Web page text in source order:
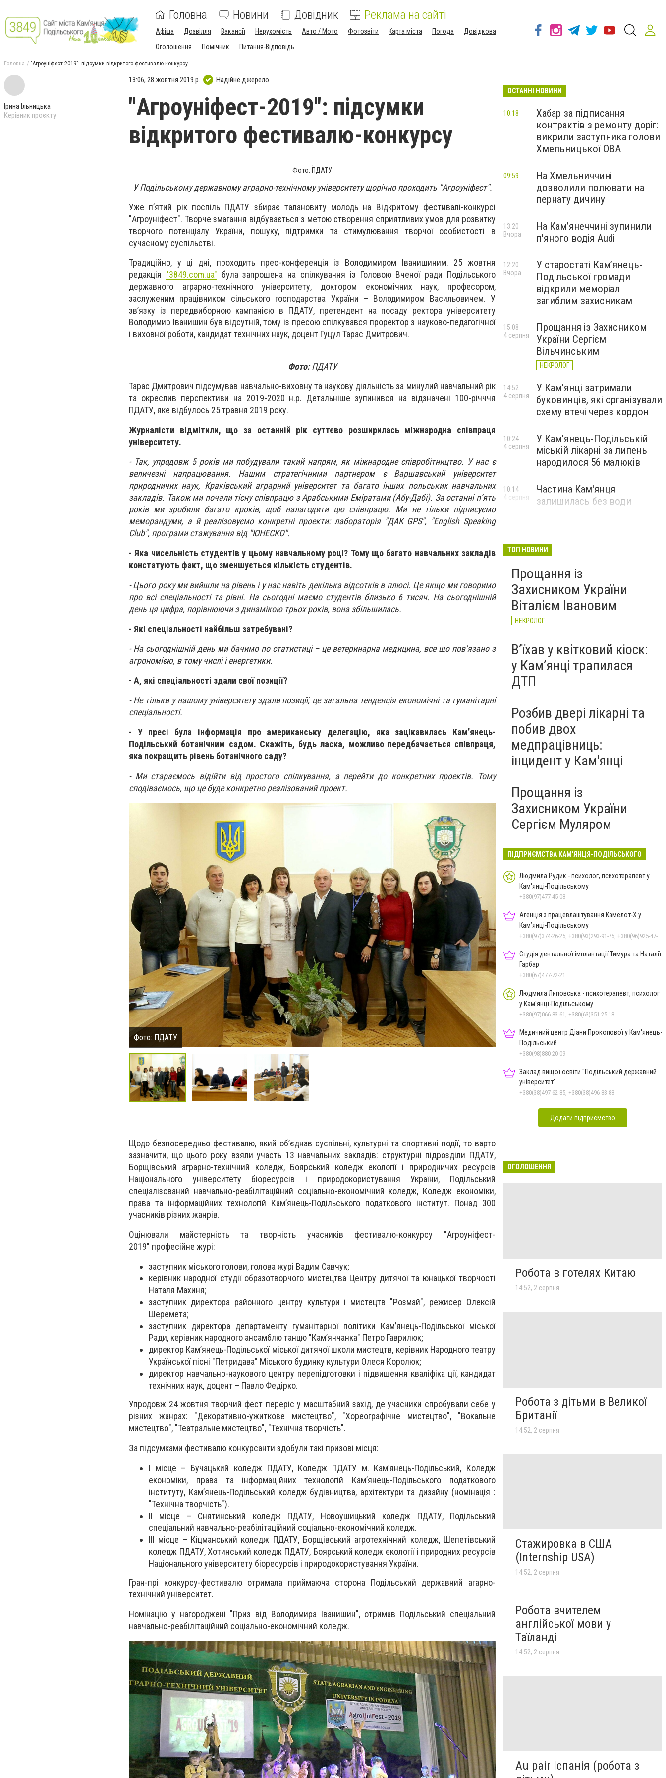
Головна Новини Довідник Реклама на сайті
Афіша Дозвілля Вакансії Нерухомість Авто / Мото Фотозвіти Карта міста Погода
Довідкова
Оголошення
Помічник Питання-Відповідь
Головна "Агроуніфест-2019": підсумки відкритого фестивалю-конкурсу
Ірина Ільницька
Керівник проєкту
13:06, 28 жовтня 2019 р. Надійне джерело
"Агроуніфест-2019": підсумки
відкритого фестивалю-конкурсу
Фото: ПДАТУ
У Подільському державному аграрно-технічному університету щорічно проходить "Агроуніфест".
Уже п’ятий рік поспіль ПДАТУ збирає талановиту молодь на Відкритому фестивалі-конкурсі
"Агроуніфест". Творче змагання відбувається з метою створення сприятливих умов для розвитку
творчого потенціалу України, пошуку, підтримки та стимулювання творчої особистості в
сучасному суспільстві.
Традиційно, у ці дні, проходить прес-конференція із Володимиром Іванишиним. 25 жовтня
редакція "3849.com.ua" була запрошена на спілкування із Головою Вченої ради Подільського
державного аграрно-технічного університету, доктором економічних наук, професором,
заслуженим працівником сільського господарства України – Володимиром Васильовичем. У
зв’язку із передвиборною кампанією в ПДАТУ, претендент на посаду ректора університету
Володимир Іванишин був відсутній, тому із пресою спілкувався проректор з науково-педагогічної
і виховної роботи, кандидат технічних наук, доцент Гуцул Тарас Дмитрович.
Фото:ПДАТУ
Тарас Дмитрович підсумував навчально-виховну та наукову діяльність за минулий навчальний рік
та окреслив перспективи на 2019-2020 н.р. Детальніше зупинився на відзначені 100-річччя
ПДАТУ, яке відбулось 25 травня 2019 року.
Журналісти відмітили, що за останній рік суттєво розширилась міжнародна співпраця
університету.
- Так, упродовж 5 років ми побудували такий напрям, як міжнародне співробітництво. У нас є
величезні напрацювання. Нашим стратегічними партнером є Варшавський університет
природничих наук, Краківський аграрний університет та багато інших польських навчальних
закладів. Також ми почали тісну співпрацю з Арабськими Еміратами (Абу-Дабі). За останні п’ять
років ми зробили багато кроків, щоб налагодити цю співпрацю. Ми не тільки підписуємо
меморандуми, а й реалізовуємо конкретні проекти: лабораторія "ДАК GPS", "English Speaking
Club", програми стажування від "ЮНЕСКО".
- Яка чисельність студентів у цьому навчальному році? Тому що багато навчальних закладів
констатують факт, що зменшується кількість студентів.
- Цього року ми вийшли на рівень і у нас навіть декілька відсотків в плюсі. Це якщо ми говоримо
про всі спеціальності та рівні. На сьогодні маємо студентів близько 6 тисяч. На сьогоднішній
день ця цифра, порівнюючи з динамікою трьох років, вона збільшилась.
- Які спеціальності найбільш затребувані?
- На сьогоднішній день ми бачимо по статистиці – це ветеринарна медицина, все що пов’язано з
агрономією, в тому числі і енергетики.
- А, які спеціальності здали свої позиції?
- Не тільки у нашому університету здали позиції, це загальна тенденція економічні та гуманітарні
спеціальності.
- У пресі була інформація про американську делегацію, яка зацікавилась Кам’янець-
Подільський ботанічним садом. Скажіть, будь ласка, можливо передбачається співпраця,
яка покращить рівень ботанічного саду?
- Ми стараємось відійти від простого спілкування, а перейти до конкретних проектів. Тому
сподіваємось, що це буде конкретно реалізований проект.
Фото: ПДАТУ Фото: ПДАТУ
Щодо безпосередньо фестивалю, який об’єднав суспільні, культурні та спортивні події, то варто
зазначити, що цього року взяли участь 13 навчальних закладів: структурні підрозділи ПДАТУ,
Борщівський аграрно-технічний коледж, Боярський коледж екології і природничих ресурсів
Національного університету біоресурсів і природокористування України, Подільський
спеціалізований навчально-реабілітаційний соціально-економічний коледж, Коледж економіки,
права та інформаційних технологій Кам’янець-Подільського податкового інститут. Понад 300
учасників різних жанрів.
Оцінювали майстерність та творчість учасників фестивалю-конкурсу "Агроуніфест-
2019" професійне журі:
заступник міського голови, голова журі Вадим Савчук;
керівник народної студії образотворчого мистецтва Центру дитячої та юнацької творчості
Наталя Махиня;
заступник директора районного центру культури і мистецтв "Розмай", режисер Олексій
Шеремета;
заступник директора департаменту гуманітарної політики Кам’янець-Подільської міської
Ради, керівник народного ансамблю танцю "Кам’янчанка" Петро Гаврилюк;
директор Кам’янець-Подільської міської дитячої школи мистецтв, керівник Народного театру
Української пісні "Петридава" Міського будинку культури Олеся Королюк;
директор навчально-наукового центру перепідготовки і підвищення кваліфіка ції, кандидат
технічних наук, доцент – Павло Федірко.
Упродовж 24 жовтня творчий фест переріс у масштабний захід, де учасники спробували себе у
різних жанрах: "Декоративно-ужиткове мистецтво", "Хореографічне мистецтво", "Вокальне
мистецтво", "Театральне мистецтво", "Технічна творчість".
За підсумками фестивалю конкурсанти здобули такі призові місця:
І місце – Бучацький коледж ПДАТУ, Коледж ПДАТУ м. Кам’янець-Подільський, Коледж
економіки, права та інформаційних технологій Кам’янець-Подільського податкового
інституту, Кам’янець-Подільський коледж будівництва, архітектури та дизайну (номінація :
"Технічна творчість").
ІІ місце – Снятинський коледж ПДАТУ, Новоушицький коледж ПДАТУ, Подільський
спеціальний навчально-реабілітаційний соціально-економічний коледж.
ІІІ місце – Кіцманський коледж ПДАТУ, Борщівський агротехнічний коледж, Шепетівський
коледж ПДАТУ, Хотинський коледж ПДАТУ, Боярський коледж екології і природних ресурсів
Національного університету біоресурсів і природокористування України.
Гран-прі конкурсу-фестивалю отримала приймаюча сторона Подільський державний агарно-
технічний університет.
Номінацію у нагороджені "Приз від Володимира Іванишин", отримав Подільський спеціальний
навчально-реабілітаційний соціально-економічний коледж.
ОСТАННІ НОВИНИ
Хабар за підписання
контрактів з ремонту доріг:
викрили заступника голови
Хмельницької ОВА
10:18
На Хмельниччині
дозволили полювати на
пернату дичину
09:59
На Камʼянеччині зупинили
п'яного водія Audi
13:20
Вчора
У старостаті Кам’янець-
Подільської громади
відкрили меморіал
загиблим захисникам
12:20
Вчора
Прощання із Захисником
України Сергієм
Вільчинським
НЕКРОЛОГ
15:08
4 серпня
У Кам’янці затримали
буковинців, які організували
схему втечі через кордон
14:52
4 серпня
У Кам’янець-Подільській
міській лікарні за липень
народилося 56 малюків
10:24
4 серпня
Частина Кам'янця
залишилась без води
10:14
4 серпня
ТОП НОВИНИ
Прощання із
Захисником України
Віталієм Івановим
НЕКРОЛОГ
Вʼїхав у квітковий кіоск:
у Камʼянці трапилася
ДТП
Розбив двері лікарні та
побив двох
медпрацівниць:
інцидент у Кам'янці
Прощання із
Захисником України
Сергієм Муляром
ПІДПРИЄМСТВА КАМ'ЯНЦЯ-ПОДІЛЬСЬКОГО
Людмила Рудик - психолог, психотерапевт у
Кам'янці-Подільському
+380(97)477-45-08
Агенція з працевлаштування Камелот-Х у
Кам’янці-Подільському
+380(97)374-26-25, +380(93)293-91-75, +380(96)925-47-71, +380(73)327-54-83
Студія дентальної імплантації Тимура та Наталії
Гарбар
+380(67)477-72-21
Людмила Липовська - психотерапевт, психолог
у Кам'янці-Подільському
+380(97)066-83-61, +380(63)351-25-18
Медичний центр Діани Прокопової у Кам'янець-
Подільський
+380(98)880-20-09
Заклад вищої освіти "Подільський державний
університет"
+380(38)497-62-85, +380(38)496-83-88
Додати підприємство
ОГОЛОШЕННЯ
Робота в готелях Китаю
14:52, 2 серпня
Робота з дітьми в Великої
Британії
14:52, 2 серпня
Стажировка в США
(Internship USA)
14:52, 2 серпня
Робота вчителем
англійської мови у
Таїланді
14:52, 2 серпня
Au pair Іспанія (робота з